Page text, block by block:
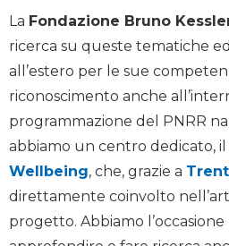
La Fondazione Bruno
ricerca su queste tematiche
all’estero per le sue
riconoscimento anche
programmazione del PNRR
abbiamo un centro dedicato, il
Wellbeing, che, grazie a
direttamente coinvolto
progetto. Abbiamo